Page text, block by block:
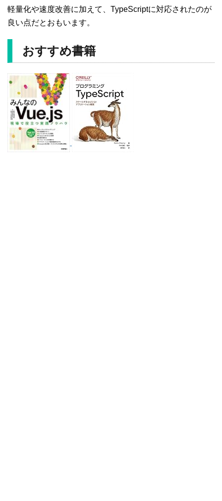
軽量化や速度改善に加えて、TypeScriptに対応されたのが
良い点だとおもいます。
おすすめ書籍